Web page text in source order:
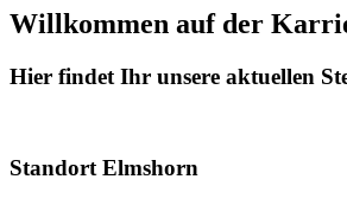
Willkommen auf der
Hier findet Ihr unsere aktuellen
Standort Elmshorn